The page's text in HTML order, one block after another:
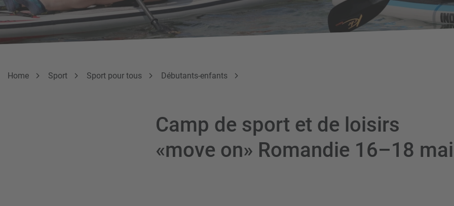
Breadcrumb
Vous êtes ici:
Home Sport Sport pour tous Débutants-enfants
Camp de sport et de loisirs
«move on» Romandie 16–18